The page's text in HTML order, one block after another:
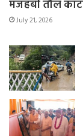
मजहबी तौल
July 21, 2026